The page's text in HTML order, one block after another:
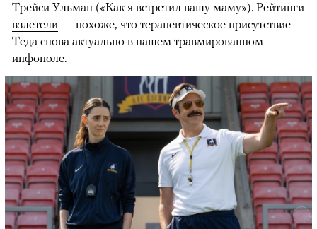
Трейси Ульман («Как я встретил вашу маму»). Рейтинги
взлетели — похоже, что терапевтическое присутствие
Теда снова актуально в нашем травмированном
инфополе.